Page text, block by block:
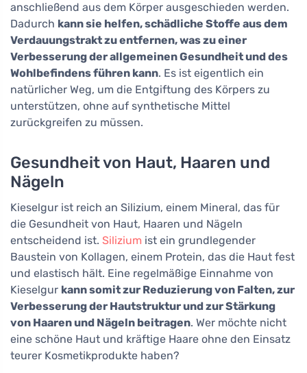
anschließend aus dem Körper ausgeschieden werden.
Dadurch kann sie helfen, schädliche Stoffe aus dem
Verdauungstrakt zu entfernen, was zu einer
Verbesserung der allgemeinen Gesundheit und des
Wohlbefindens führen kann. Es ist eigentlich ein
natürlicher Weg, um die Entgiftung des Körpers zu
unterstützen, ohne auf synthetische Mittel
zurückgreifen zu müssen.
Gesundheit von Haut, Haaren und
Nägeln
Kieselgur ist reich an Silizium, einem Mineral, das für
die Gesundheit von Haut, Haaren und Nägeln
entscheidend ist. Silizium ist ein grundlegender
Baustein von Kollagen, einem Protein, das die Haut fest
und elastisch hält. Eine regelmäßige Einnahme von
Kieselgur kann somit zur Reduzierung von Falten, zur
Verbesserung der Hautstruktur und zur Stärkung
von Haaren und Nägeln beitragen. Wer möchte nicht
eine schöne Haut und kräftige Haare ohne den Einsatz
teurer Kosmetikprodukte haben?